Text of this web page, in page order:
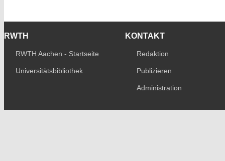
RWTH
RWTH Aachen - Startseite
Universitätsbibliothek
KONTAKT
Redaktion
Publizieren
Administration